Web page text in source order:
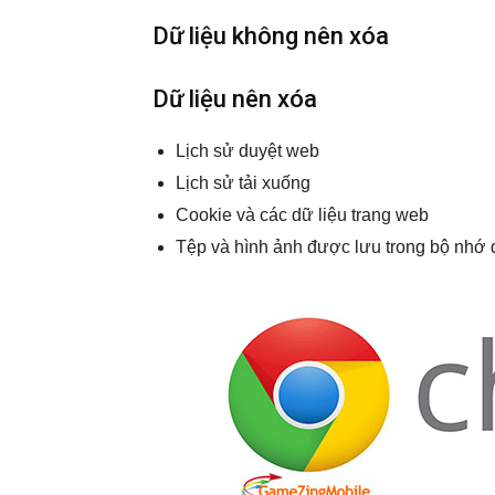
Dữ liệu không nên xóa
Dữ liệu nên xóa
Lịch sử duyệt web
Lịch sử tải xuống
Cookie và các dữ liệu trang web
Tệp và hình ảnh được lưu trong bộ nhớ